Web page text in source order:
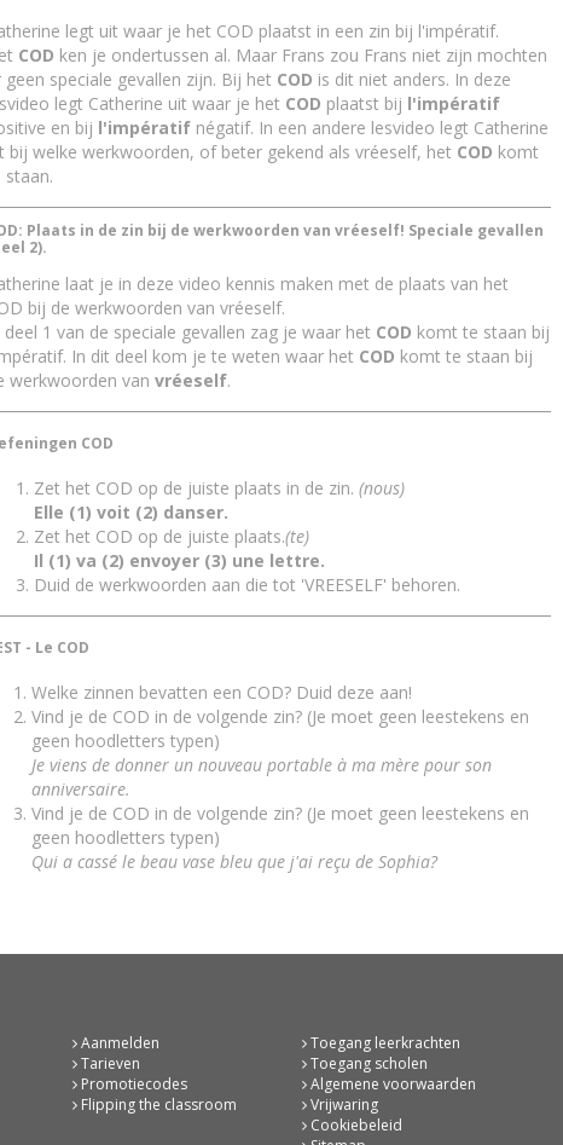
legt uit waar je het COD plaatst in een zin bij l'impératif.
COD ken je ondertussen al. Maar Frans zou Frans niet zijn mochten
geen speciale gevallen zijn. Bij het COD is dit niet anders. In deze
legt Catherine uit waar je het COD plaatst bij l'impératif
en bij l'impératif négatif. In een andere lesvideo legt Catherine
bij welke werkwoorden, of beter gekend als vréeself, het COD komt
staan.
Plaats in de zin bij de werkwoorden van vréeself! Speciale gevallen
2).
laat je in deze video kennis maken met de plaats van het
bij de werkwoorden van vréeself.
deel 1 van de speciale gevallen zag je waar het COD komt te staan bij
In dit deel kom je te weten waar het COD komt te staan bij
werkwoorden van vréeself.
COD
Zet het COD op de juiste plaats in de zin. (nous)
Elle (1) voit (2) danser.
Zet het COD op de juiste plaats.(te)
Il (1) va (2) envoyer (3) une lettre.
Duid de werkwoorden aan die tot 'VREESELF' behoren.
- Le COD
Welke zinnen bevatten een COD? Duid deze aan!
Vind je de COD in de volgende zin? (Je moet geen leestekens en
geen hoodletters typen)
Je viens de donner un nouveau portable à ma mère pour son
anniversaire.
Vind je de COD in de volgende zin? (Je moet geen leestekens en
geen hoodletters typen)
Qui a cassé le beau vase bleu que j'ai reçu de Sophia?
Aanmelden
Tarieven
Promotiecodes
Flipping the classroom
Toegang leerkrachten
Toegang scholen
Algemene voorwaarden
Vrijwaring
Cookiebeleid